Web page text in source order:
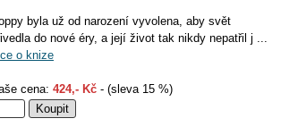
byla už od narození vyvolena, aby svět
do nové éry, a její život tak nikdy nepatřil j ...
o knize
cena: 424,- Kč - (sleva 15 %)